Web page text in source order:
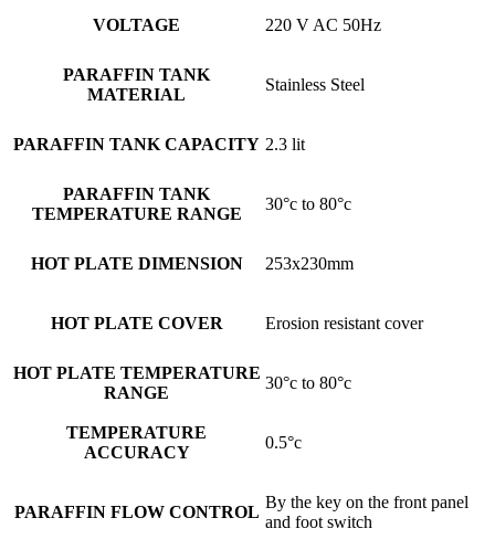
VOLTAGE 220 V AC 50Hz
PARAFFIN TANK
MATERIAL
Stainless Steel
PARAFFIN TANK CAPACITY 2.3 lit
PARAFFIN TANK
TEMPERATURE RANGE
30°c to 80°c
HOT PLATE DIMENSION 253x230mm
HOT PLATE COVER Erosion resistant cover
HOT PLATE TEMPERATURE
RANGE
30°c to 80°c
TEMPERATURE
ACCURACY
0.5°c
PARAFFIN FLOW CONTROL
By the key on the front panel
and foot switch